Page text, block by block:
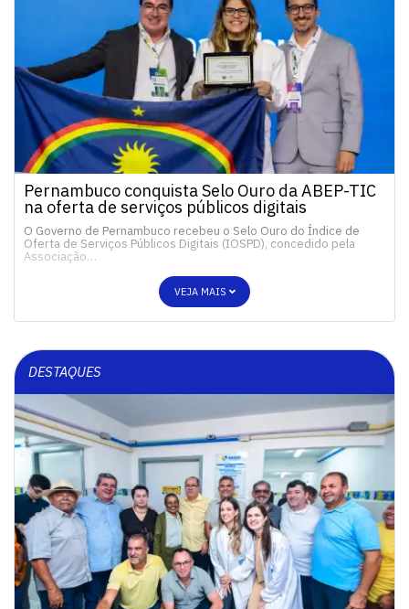
Pernambuco conquista Selo Ouro da ABEP-TIC
na oferta de serviços públicos digitais
O Governo de Pernambuco recebeu o Selo Ouro do Índice de
Oferta de Serviços Públicos Digitais (IOSPD), concedido pela
Associação…
VEJA MAIS
DESTAQUES